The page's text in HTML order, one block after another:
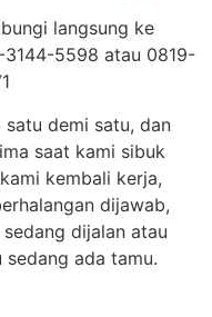
langsung ke
5598 atau 0819-
demi satu, dan
saat kami sibuk
kembali kerja,
dijawab,
dijalan atau
sedang ada tamu.